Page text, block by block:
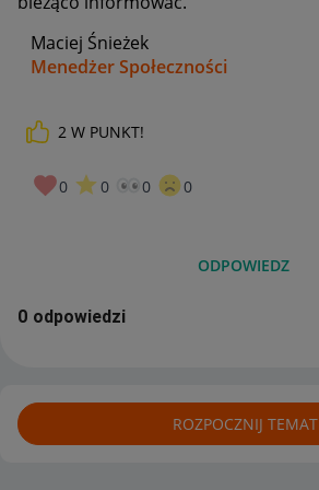
Maciej Śnieżek
Menedżer Społeczności
2 W PUNKT!
0 0 0 0
ODPOWIEDZ
0 odpowiedzi
ROZPOCZNIJ TEMAT